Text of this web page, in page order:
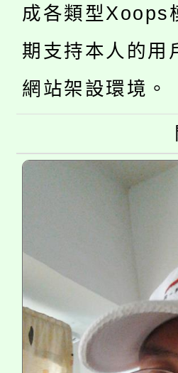
代理(課)
「2026金
車」活動
桃園市
生本土語
公告本校
代理(課)
公告本校
代理(課)
轉知中國
《TA101
程，歡迎
心理、諮
系所師生
成各類型Xoops
期支持本人的用
網站架設環境。